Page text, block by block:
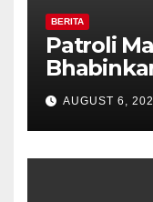
BERITA
Patroli
Pilar
Perkuat
Diajak
AUGUST 6,